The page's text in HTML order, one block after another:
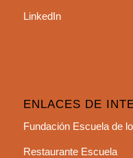
LinkedIn
ENLACES DE
Fundación Escuela de
Restaurante Escuela